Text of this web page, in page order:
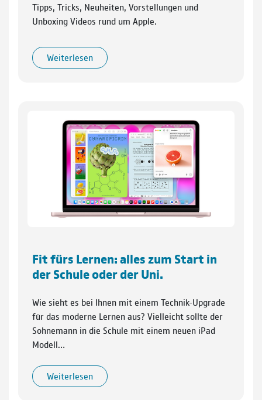
Tipps, Tricks, Neuheiten, Vorstellungen und
Unboxing Videos rund um Apple.
Weiterlesen
Fit fürs Lernen: alles zum Start in
der Schule oder der Uni.
Wie sieht es bei Ihnen mit einem Technik-Upgrade
für das moderne Lernen aus? Vielleicht sollte der
Sohnemann in die Schule mit einem neuen iPad
Modell…
Weiterlesen